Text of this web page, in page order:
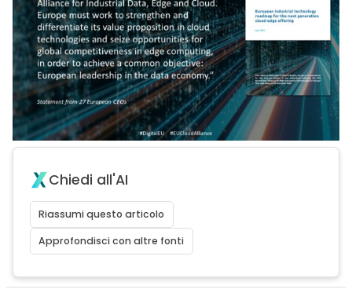
Chiedi all'AI
Riassumi questo articolo
Approfondisci con altre fonti